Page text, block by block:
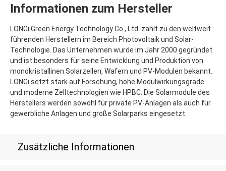
Zusätzliche Informationen
Informationen zum Hersteller
LONGi Green Energy Technology Co., Ltd. zählt zu den weltweit
führenden Herstellern im Bereich Photovoltaik und Solar-
Technologie. Das Unternehmen wurde im Jahr 2000 gegründet
und ist besonders für seine Entwicklung und Produktion von
monokristallinen Solarzellen, Wafern und PV-Modulen bekannt.
LONGi setzt stark auf Forschung, hohe Modulwirkungsgrade
und moderne Zelltechnologien wie HPBC. Die Solarmodule des
Herstellers werden sowohl für private PV-Anlagen als auch für
gewerbliche Anlagen und große Solarparks eingesetzt.